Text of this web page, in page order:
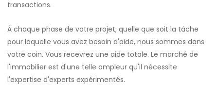
transactions.
À chaque phase de votre projet, quelle que soit la tâche
pour laquelle vous avez besoin d'aide, nous sommes dans
votre coin. Vous recevrez une aide totale. Le marché de
l'immobilier est d'une telle ampleur qu'il nécessite
l'expertise d'experts expérimentés.